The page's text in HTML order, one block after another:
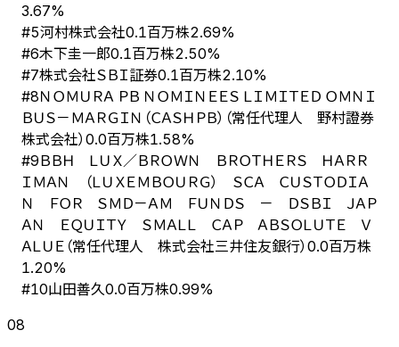
3.67%
#5河村株式会社0.1百万株2.69%
#6木下圭一郎0.1百万株2.50%
#7株式会社ＳＢＩ証券0.1百万株2.10%
#8ＮＯＭＵＲＡ ＰＢ ＮＯＭＩＮＥＥＳ ＬＩＭＩＴＥＤ ＯＭＮＩ
ＢＵＳ－ＭＡＲＧＩＮ（ＣＡＳＨＰＢ）（常任代理人 野村證券
株式会社） 0.0百万株1.58%
#9ＢＢＨ ＬＵＸ／ＢＲＯＷＮ ＢＲＯＴＨＥＲＳ ＨＡＲＲ
ＩＭＡＮ （ＬＵＸＥＭＢＯＵＲＧ） ＳＣＡ ＣＵＳＴＯＤＩＡ
Ｎ ＦＯＲ ＳＭＤ－ＡＭ ＦＵＮＤＳ － ＤＳＢＩ ＪＡＰ
ＡＮ ＥＱＵＩＴＹ ＳＭＡＬＬ ＣＡＰ ＡＢＳＯＬＵＴＥ Ｖ
ＡＬＵＥ（常任代理人 株式会社三井住友銀行） 0.0百万株
1.20%
#10山田善久0.0百万株0.99%
08